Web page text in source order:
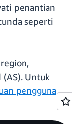
penantian
seperti
(AS). Untuk
pengguna